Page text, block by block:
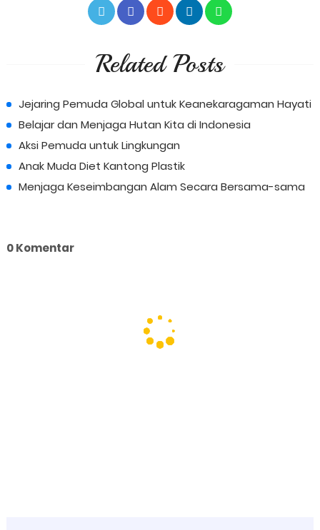
Related Posts
Jejaring Pemuda Global untuk Keanekaragaman Hayati
Belajar dan Menjaga Hutan Kita di Indonesia
Aksi Pemuda untuk Lingkungan
Anak Muda Diet Kantong Plastik
Menjaga Keseimbangan Alam Secara Bersama-sama
0 Komentar